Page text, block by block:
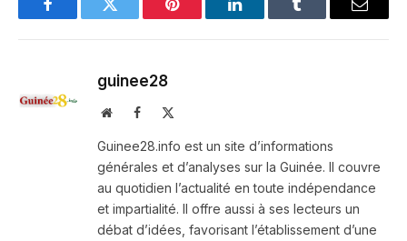
FacebookTwitter Pinterest LinkedInTumblr Email
guinee28
WebsiteFacebook
Guinee28.info est un site d’informations
générales et d’analyses sur la Guinée. Il couvre
au quotidien l’actualité en toute indépendance
et impartialité. Il offre aussi à ses lecteurs un
débat d’idées, favorisant l’établissement d’une